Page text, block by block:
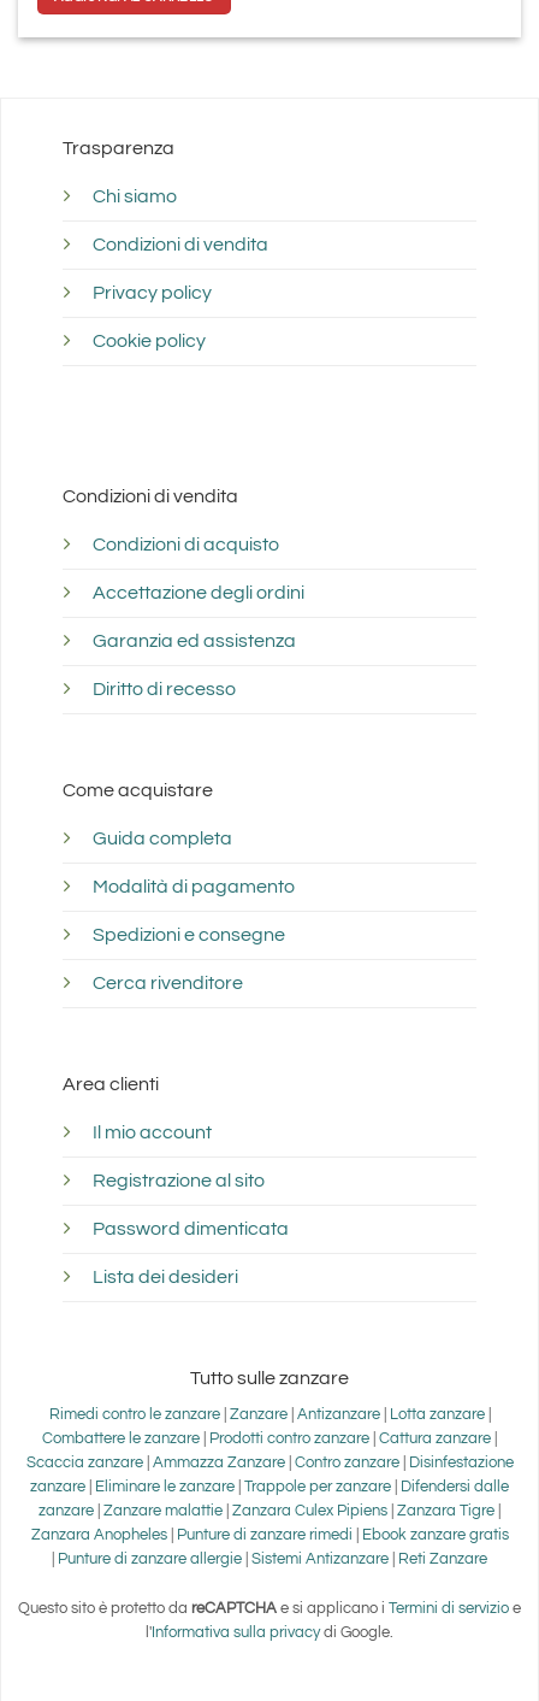
Trasparenza
Chi siamo
Condizioni di vendita
Privacy policy
Cookie policy
Condizioni di vendita
Condizioni di acquisto
Accettazione degli ordini
Garanzia ed assistenza
Diritto di recesso
Come acquistare
Guida completa
Modalità di pagamento
Spedizioni e consegne
Cerca rivenditore
Area clienti
Il mio account
Registrazione al sito
Password dimenticata
Lista dei desideri
Tutto sulle zanzare
Rimedi contro le zanzare| Zanzare| Antizanzare Lotta zanzare|
Combattere le zanzare
Prodotti contro zanzare Cattura zanzare
Scaccia zanzare| Ammazza Zanzare Contro zanzare|
Disinfestazione
zanzare
Eliminare le zanzare Trappole per zanzare
Difendersi dalle
zanzare
Zanzare malattie Zanzara Culex Pipiens Zanzara Tigre
Zanzara Anopheles| Punture di zanzare rimedi
Ebook zanzare gratis
Punture di zanzare allergie Sistemi Antizanzare Reti Zanzare
Questo sito è protetto da reCAPTCHA e si applicano i Termini di servizio e
l' Informativa sulla privacydi Google.